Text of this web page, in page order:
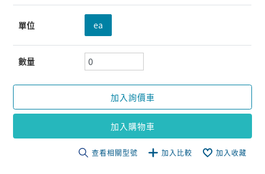
單位 ea
數量
加入詢價車
加入購物車
查看相關型號 加入比較 加入收藏